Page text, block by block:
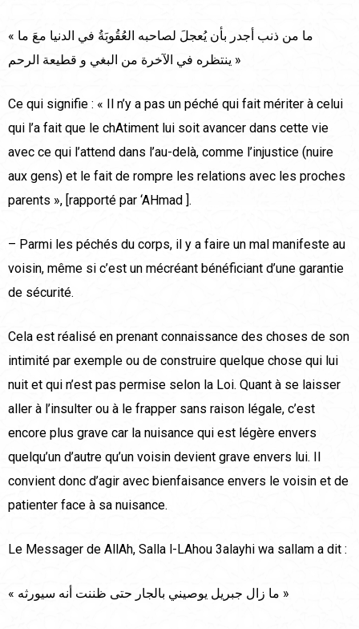
« ما من ذنب أجدر بأن يُعجلَ لصاحبه العُقُوبَةُ في الدنيا معَ ما
ينتظره في الآخرة من البغي و قطيعة الرحم »
Ce qui signifie : « Il n’y a pas un péché qui fait mériter à celui
qui l’a fait que le chAtiment lui soit avancer dans cette vie
avec ce qui l’attend dans l’au-delà, comme l’injustice (nuire
aux gens) et le fait de rompre les relations avec les proches
parents », [rapporté par ‘AHmad ].
– Parmi les péchés du corps, il y a faire un mal manifeste au
voisin, même si c’est un mécréant bénéficiant d’une garantie
de sécurité.
Cela est réalisé en prenant connaissance des choses de son
intimité par exemple ou de construire quelque chose qui lui
nuit et qui n’est pas permise selon la Loi. Quant à se laisser
aller à l’insulter ou à le frapper sans raison légale, c’est
encore plus grave car la nuisance qui est légère envers
quelqu’un d’autre qu’un voisin devient grave envers lui. Il
convient donc d’agir avec bienfaisance envers le voisin et de
patienter face à sa nuisance.
Le Messager de AllAh, Salla l-LAhou 3alayhi wa sallam a dit :
« ما زال جبريل يوصيني بالجار حتى ظننت أنه سيورثه »